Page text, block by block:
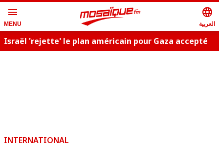
menu
MENU
language
العربية
Israël 'rejette' le plan américain pour Gaza accepté
INTERNATIONAL